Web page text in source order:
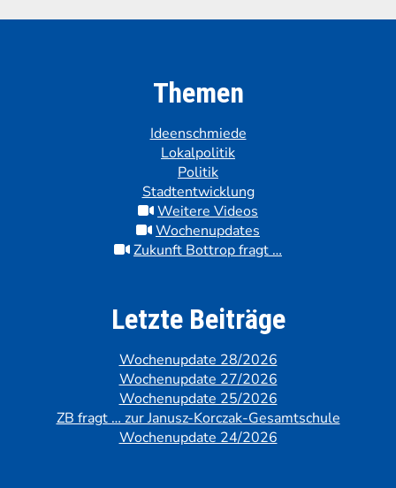
Themen
Ideenschmiede
Lokalpolitik
Politik
Stadtentwicklung
Weitere Videos
Wochenupdates
Zukunft Bottrop fragt …
Letzte Beiträge
Wochenupdate 28/2026
Wochenupdate 27/2026
Wochenupdate 25/2026
ZB fragt … zur Janusz-Korczak-Gesamtschule
Wochenupdate 24/2026